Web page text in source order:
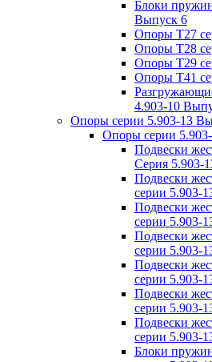
Блоки
Выпуск 6
Опоры Т27
Опоры Т28
Опоры Т29
Опоры Т41
4.903-10
Опоры серии 5.903-13
Опоры серии
Подвески
Серия 5.903-
Подвески
серии 5.903-
Подвески
серии 5.903-
Подвески
серии 5.903-
Подвески
серии 5.903-
Подвески
серии 5.903-
Подвески
серии 5.903-
Блоки